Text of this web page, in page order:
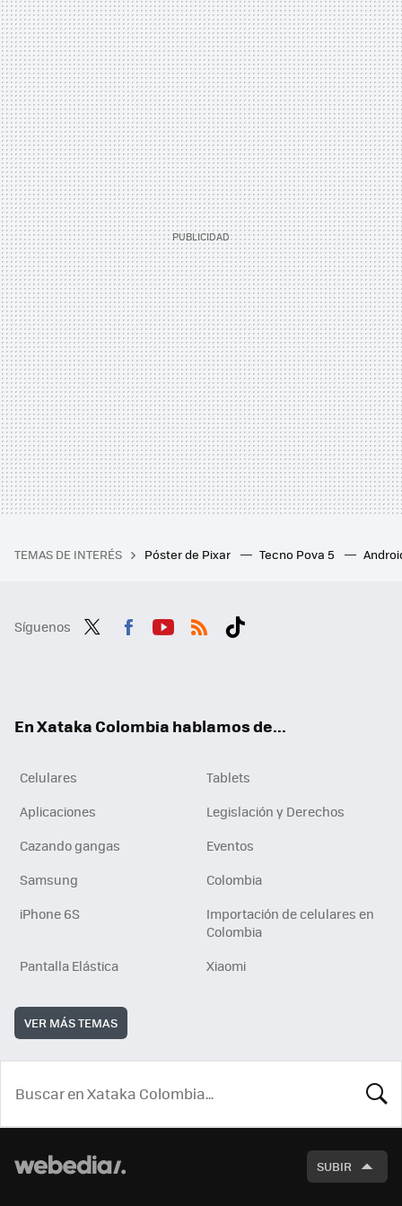
TEMAS DE INTERÉS Póster de Pixar Tecno Pova 5
Síguenos
En Xataka Colombia hablamos de...
Celulares
Tablets
Aplicaciones
Legislación y Derechos
Cazando gangas
Eventos
Samsung
Colombia
iPhone 6S
Importación de celulares en
Colombia
Pantalla Elástica
Xiaomi
VER MÁS TEMAS
SUBIR